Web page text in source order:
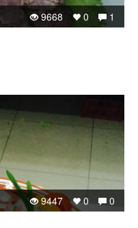
1
0
9668
0
0
9447